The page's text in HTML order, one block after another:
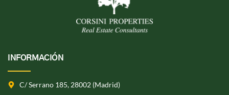
INFORMACIÓN
C/ Serrano 185, 28002 (Madrid)